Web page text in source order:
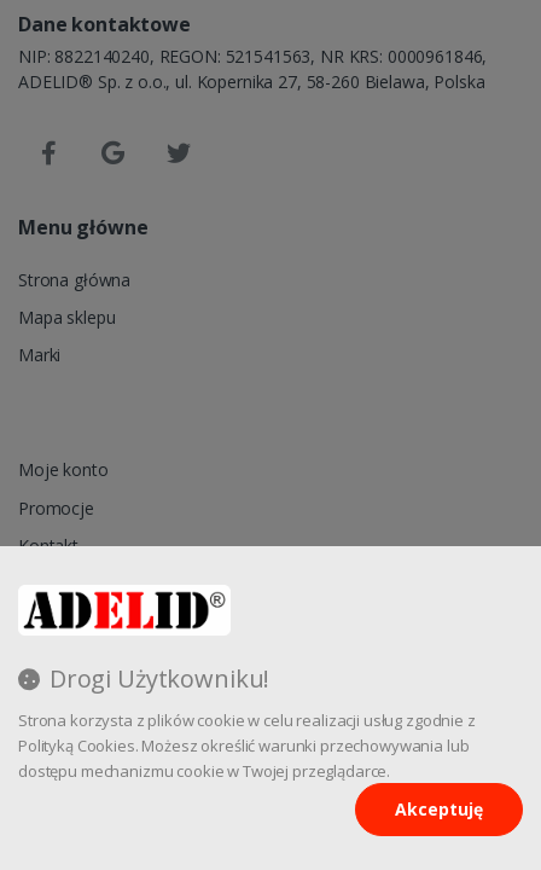
Drogi Użytkowniku!
Strona korzysta z plików cookie w celu realizacji usług zgodnie z
Polityką Cookies. Możesz określić warunki przechowywania lub
dostępu mechanizmu cookie w Twojej przeglądarce.
Akceptuję
Dane kontaktowe
NIP: 8822140240, REGON: 521541563, NR KRS: 0000961846,
ADELID® Sp. z o.o., ul. Kopernika 27, 58-260 Bielawa, Polska
Menu główne
Strona główna
Mapa sklepu
Marki
Moje konto
Promocje
Kontakt
Regulamin
Reklamacja
Oprogramowanie sklepu internetowego dostarczaCStore.pl